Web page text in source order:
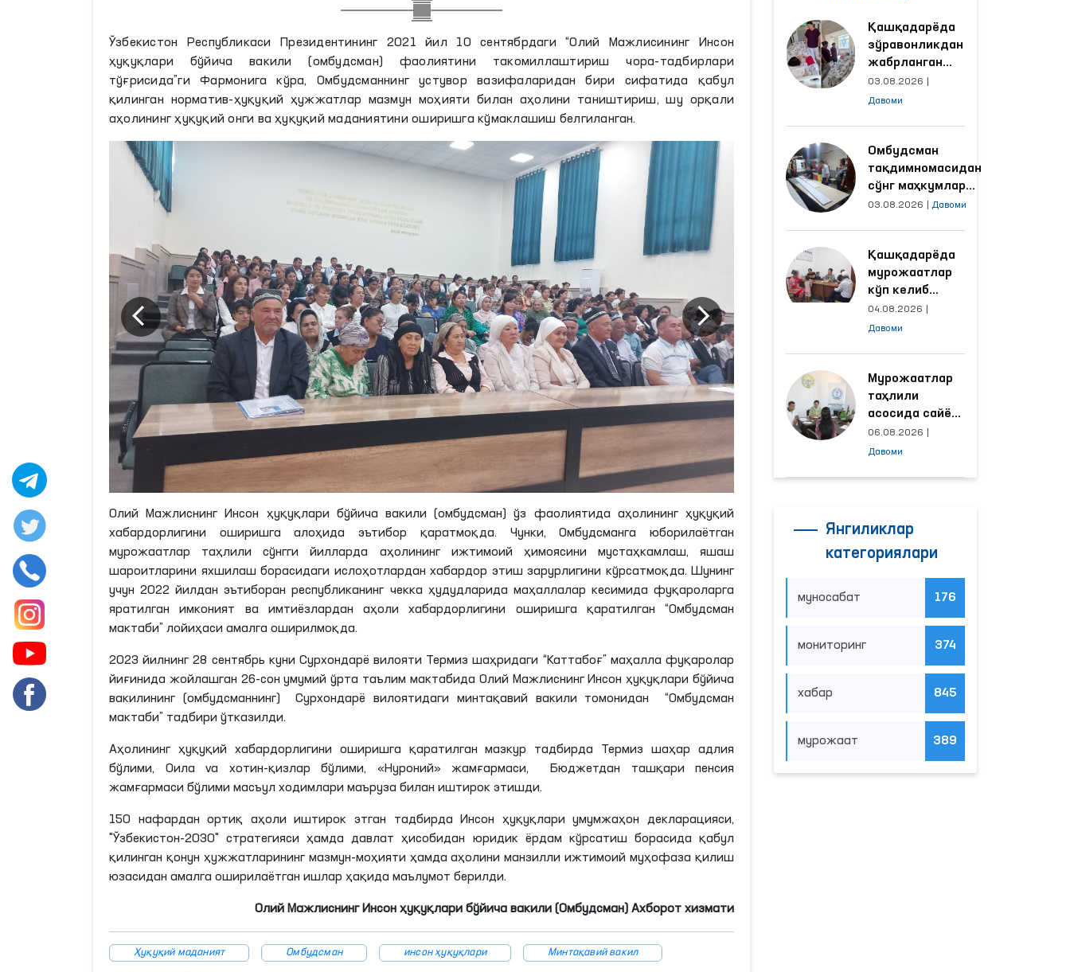
Ўзбекистон Республикаси Президентининг 2021 йил 10 сентябрдаги “Олий Мажлисининг Инсон
ҳуқуқлари бўйича вакили (омбудсман) фаолиятини такомиллаштириш чора-тадбирлари
тўғрисида”ги Фармонига кўра, Омбудсманнинг устувор вазифаларидан бири сифатида қабул
қилинган норматив-ҳуқуқий ҳужжатлар мазмун моҳияти билан аҳолини таништириш, шу орқали
аҳолининг ҳуқуқий онги ва ҳуқуқий маданиятини оширишга кўмаклашиш белгиланган.
Олий Мажлиснинг Инсон ҳуқуқлари бўйича вакили (омбудсман) ўз фаолиятида аҳолининг ҳуқуқий
хабардорлигини оширишга алоҳида эътибор қаратмоқда. Чунки, Омбудсманга юборилаётган
мурожаатлар таҳлили сўнгги йилларда аҳолининг ижтимоий ҳимоясини мустаҳкамлаш, яшаш
шароитларини яхшилаш борасидаги ислоҳотлардан хабардор этиш зарурлигини кўрсатмоқда. Шунинг
учун 2022 йилдан эътиборан республиканинг чекка ҳудудларида маҳаллалар кесимида фуқароларга
яратилган имконият ва имтиёзлардан аҳоли хабардорлигини оширишга қаратилган “Омбудсман
мактаби” лойиҳаси амалга оширилмоқда.
2023 йилнинг 28 сентябрь куни Сурхондарё вилояти Термизшаҳридаги “Каттабоғ” маҳалла фуқаролар
йиғинида жойлашган 26-сон умумий ўрта таълим мактабида Олий Мажлиснинг Инсон ҳуқуқлари бўйича
вакилининг (омбудсманнинг) Сурхондарё вилоятидаги минтақавий вакили томонидан “Омбудсман
мактаби” тадбири ўтказилди.
Аҳолининг ҳуқуқий хабардорлигини оширишга қаратилган мазкур тадбирда Термиз шаҳар адлия
бўлими, Оила va хотин-қизлар бўлими, «Нуроний» жамғармаси, Бюджетдан ташқари пенсия
жамғармаси бўлими масъул ходимлари маъруза билан иштирок этишди.
150 нафардан ортиқ аҳоли иштирок этган тадбирда Инсон ҳуқуқлари умумжаҳон декларацияси,
"Ўзбекистон-2030" стратегияси ҳамда давлат ҳисобидан юридик ёрдам кўрсатиш борасида қабул
қилинган қонун ҳужжатларининг мазмун-моҳияти ҳамда аҳолини манзилли ижтимоий муҳофаза қилиш
юзасидан амалга оширилаётган ишлар ҳақида маълумот берилди.
Олий Мажлиснинг Инсон ҳуқуқлари бўйича вакили (Омбудсман) Ахборот хизмати
Ҳуқуқий маданият Омбудсман инсон ҳуқуқлари Минтақавий вакил
Қашқадарёда
зўравонликдан
жабрланган
аёлнинг ҳолати
Омбудсман
03.08.2026
Давоми
Омбудсман
тақдимномасидан
сўнг маҳкумлар
меҳнат қилаётган
яхшиланди
03.08.2026 Давоми
Қашқадарёда
мурожаатлар
кўп келиб
тушаётган
ҳудудлар
ишлаш йўлга
қўйилди
04.08.2026
Давоми
Мурожаатлар
таҳлили
асосида сайёр
қабул
ўтказиладиган
06.08.2026
Давоми
Янгиликлар
категориялари
муносабат 176
мониторинг 374
хабар 845
мурожаат 389